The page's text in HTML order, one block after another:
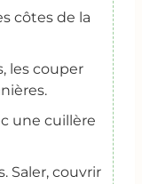
côtes de la
les couper
une cuillère
Saler, couvrir